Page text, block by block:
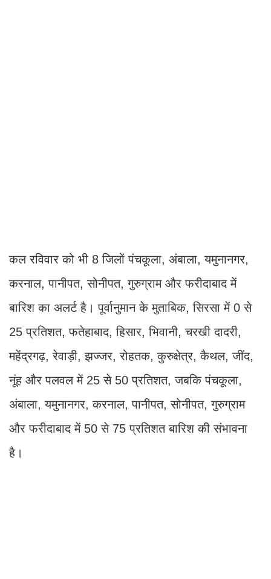
कल रविवार को भी 8 जिलों पंचकूला, अंबाला, यमुनानगर,
करनाल, पानीपत, सोनीपत, गुरुग्राम और फरीदाबाद में
बारिश का अलर्ट है। पूर्वानुमान के मुताबिक, सिरसा में 0 से
25 प्रतिशत, फतेहाबाद, हिसार, भिवानी, चरखी दादरी,
महेंद्रगढ़, रेवाड़ी, झज्जर, रोहतक, कुरुक्षेत्र, कैथल, जींद,
नूंह और पलवल में 25 से 50 प्रतिशत, जबकि पंचकूला,
अंबाला, यमुनानगर, करनाल, पानीपत, सोनीपत, गुरुग्राम
और फरीदाबाद में 50 से 75 प्रतिशत बारिश की संभावना
है।